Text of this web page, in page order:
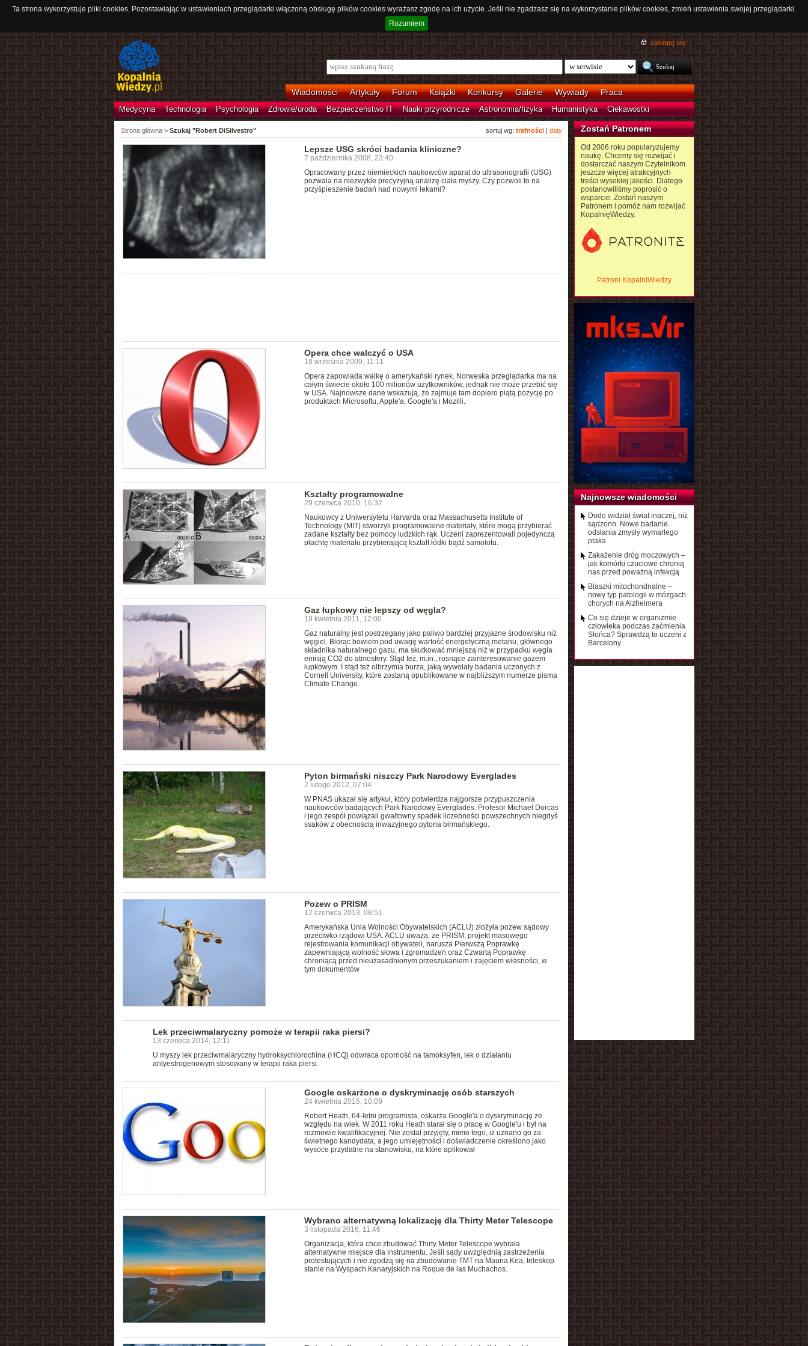
Ta strona wykorzystuje pliki cookies. Pozostawiając w ustawieniach przeglądarki włączoną obsługę plików cookies wyrażasz zgodę na ich użycie. Jeśli nie zgadzasz się na wykorzystanie plików cookies, zmień ustawienia swojej przeglądarki.
Rozumiem
zaloguj się
Wiadomości Artykuły Forum Książki Konkursy Galerie Wywiady Praca
Medycyna Technologia Psychologia Zdrowie/uroda Bezpieczeństwo IT Nauki przyrodnicze Astronomia/fizyka Humanistyka Ciekawostki
sortuj wg: trafności| daty
Strona główna> Szukaj "Robert DiSilvestro"
Lepsze USG skróci badania kliniczne?
7 października 2008, 23:40
Opracowany przez niemieckich naukowców aparat do ultrasonografii (USG)
pozwala na niezwykle precyzyjną analizę ciała myszy. Czy pozwoli to na
przyśpieszenie badań nad nowymi lekami?
Opera chce walczyć o USA
18 września 2009, 11:11
Opera zapowiada walkę o amerykański rynek. Norweska przeglądarka ma na
całym świecie około 100 milionów użytkowników, jednak nie może przebić się
w USA. Najnowsze dane wskazują, że zajmuje tam dopiero piątą pozycję po
produktach Microsoftu, Apple'a, Google'a i Mozilli.
Kształty programowalne
29 czerwca 2010, 16:32
Naukowcy z Uniwersytetu Harvarda oraz Massachusetts Institute of
Technology (MIT) stworzyli programowalne materiały, które mogą przybierać
zadane kształty bez pomocy ludzkich rąk. Uczeni zaprezentowali pojedynczą
płachtę materiału przybierającą kształt łódki bądź samolotu.
Gaz łupkowy nie lepszy od węgla?
19 kwietnia 2011, 12:00
Gaz naturalny jest postrzegany jako paliwo bardziej przyjazne środowisku niż
węgiel. Biorąc bowiem pod uwagę wartość energetyczną metanu, głównego
składnika naturalnego gazu, ma skutkować mniejszą niż w przypadku węgla
emisją CO2 do atmosfery. Stąd też, m.in., rosnące zainteresowanie gazem
łupkowym. I stąd też olbrzymia burza, jaką wywołały badania uczonych z
Cornell University, które zostaną opublikowane w najbliższym numerze pisma
Climate Change.
Pyton birmański niszczy Park Narodowy Everglades
2 lutego 2012, 07:04
W PNAS ukazał się artykuł, który potwierdza najgorsze przypuszczenia
naukowców badających Park Narodowy Everglades. Profesor Michael Dorcas
i jego zespół powiązali gwałtowny spadek liczebności powszechnych niegdyś
ssaków z obecnością inwazyjnego pytona birmańskiego.
Pozew o PRISM
12 czerwca 2013, 08:51
Amerykańska Unia Wolności Obywatelskich (ACLU) złożyła pozew sądowy
przeciwko rządowi USA. ACLU uważa, że PRISM, projekt masowego
rejestrowania komunikacji obywateli, narusza Pierwszą Poprawkę
zapewniającą wolność słowa i zgromadzeń oraz Czwartą Poprawkę
chroniącą przed nieuzasadnionym przeszukaniem i zajęciem własności, w
tym dokumentów
Lek przeciwmalaryczny pomoże w terapii raka piersi?
13 czerwca 2014, 12:11
U myszy lek przeciwmalaryczny hydroksychlorochina (HCQ) odwraca oporność na tamoksyfen, lek o działaniu
antyestrogenowym stosowany w terapii raka piersi.
Google oskarżone o dyskryminację osób starszych
24 kwietnia 2015, 10:09
Robert Heath, 64-letni programista, oskarża Google'a o dyskryminację ze
względu na wiek. W 2011 roku Heath starał się o pracę w Google'u i był na
rozmowie kwalifikacyjnej. Nie został przyjęty, mimo tego, iż uznano go za
świetnego kandydata, a jego umiejętności i doświadczenie określono jako
wysoce przydatne na stanowisku, na które aplikował
Wybrano alternatywną lokalizację dla Thirty Meter Telescope
3 listopada 2016, 11:46
Organizacja, która chce zbudować Thirty Meter Telescope wybrała
alternatywne miejsce dla instrumentu. Jeśli sądy uwzględnią zastrzeżenia
protestujących i nie zgodzą się na zbudowanie TMT na Mauna Kea, teleskop
stanie na Wyspach Kanaryjskich na Roque de las Muchachos.
Zostań Patronem
Od 2006 roku popularyzujemy
naukę. Chcemy się rozwijać i
dostarczać naszym Czytelnikom
jeszcze więcej atrakcyjnych
treści wysokiej jakości. Dlatego
postanowiliśmy poprosić o
wsparcie. Zostań naszym
Patronem i pomóż nam rozwijać
KopalnięWiedzy.
Patroni KopalniWiedzy
Najnowsze wiadomości
Dodo widział świat inaczej, niż
sądzono. Nowe badanie
odsłania zmysły wymarłego
ptaka
Zakażenie dróg moczowych –
jak komórki czuciowe chronią
nas przed poważną infekcją
Blaszki mitochondrialne –
nowy typ patologii w mózgach
chorych na Alzheimera
Co się dzieje w organizmie
człowieka podczas zaćmienia
Słońca? Sprawdzą to uczeni z
Barcelony